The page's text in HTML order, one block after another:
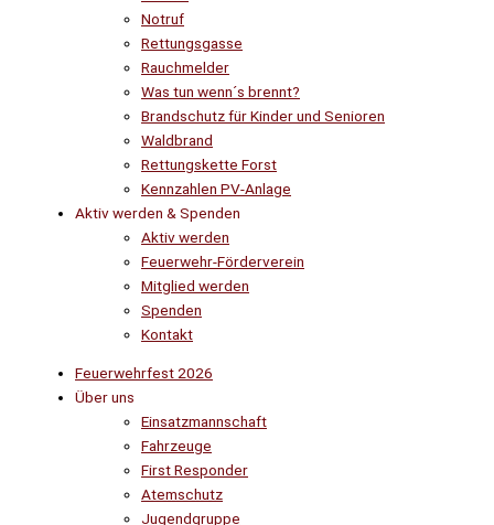
Notruf
Rettungsgasse
Rauchmelder
Was tun wenn´s brennt?
Brandschutz für Kinder und Senioren
Waldbrand
Rettungskette Forst
Kennzahlen PV-Anlage
Aktiv werden & Spenden
Aktiv werden
Feuerwehr-Förderverein
Mitglied werden
Spenden
Kontakt
Feuerwehrfest 2026
Über uns
Einsatzmannschaft
Fahrzeuge
First Responder
Atemschutz
Jugendgruppe